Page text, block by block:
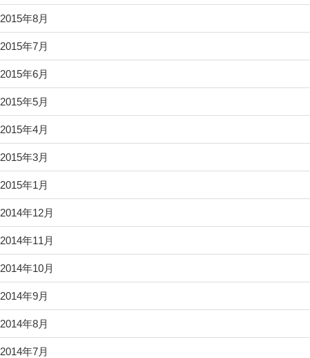
2015年8月
2015年7月
2015年6月
2015年5月
2015年4月
2015年3月
2015年1月
2014年12月
2014年11月
2014年10月
2014年9月
2014年8月
2014年7月